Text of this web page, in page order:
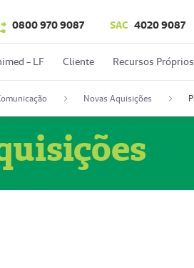
0800 970 9087 SAC 4020 9087
- LF Cliente Recursos Próprios
Novas Aquisições